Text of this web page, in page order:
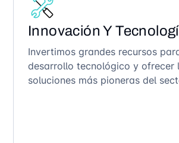
Innovación Y
Invertimos grandes recursos
desarrollo tecnológico y ofrecer
soluciones más pioneras del